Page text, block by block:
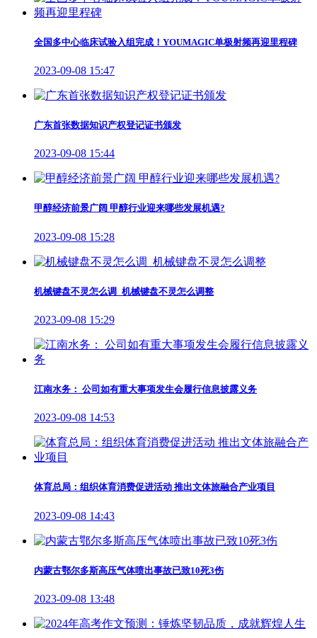
全国多中心临床试验入组完成！YOUMAGIC单极射频再迎里程碑
2023-09-08 15:47
广东首张数据知识产权登记证书颁发
2023-09-08 15:44
甲醇经济前景广阔 甲醇行业迎来哪些发展机遇?
2023-09-08 15:28
机械键盘不灵怎么调_机械键盘不灵怎么调整
2023-09-08 15:29
江南水务： 公司如有重大事项发生会履行信息披露义务
2023-09-08 14:53
体育总局：组织体育消费促进活动 推出文体旅融合产业项目
2023-09-08 14:43
内蒙古鄂尔多斯高压气体喷出事故已致10死3伤
2023-09-08 13:48